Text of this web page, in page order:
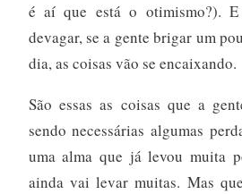
é aí que está o otimismo?).
devagar, se a gente brigar um
dia, as coisas vão se encaixando.
São essas as coisas que a
sendo necessárias algumas
uma alma que já levou muita
ainda vai levar muitas. Mas